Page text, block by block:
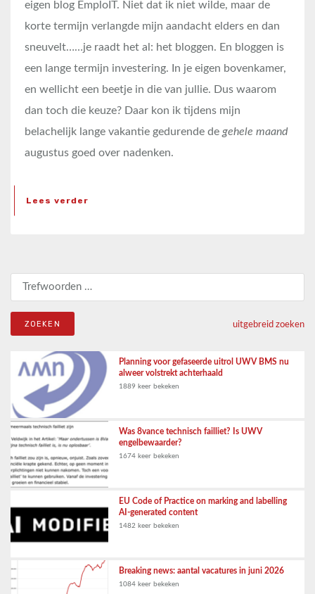
eigen blog EmploIT. Niet dat ik niet wilde, maar de
korte termijn verlangde mijn aandacht elders en dan
sneuvelt……je raadt het al: het bloggen. En bloggen is
een lange termijn investering. In je eigen bovenkamer,
en wellicht een beetje in die van jullie. Dus waarom
dan toch die keuze? Daar kon ik tijdens mijn
belachelijk lange vakantie gedurende de gehele maand
augustus goed over nadenken.
Lees verder
Zoeken naar:
uitgebreid zoeken
Planning voor gefaseerde uitrol UWV BMS nu
alweer volstrekt achterhaald
1889 keer bekeken
Was 8vance technisch failliet? Is UWV
engelbewaarder?
1674 keer bekeken
EU Code of Practice on marking and labelling
AI-generated content
1482 keer bekeken
Breaking news: aantal vacatures in juni 2026
1084 keer bekeken